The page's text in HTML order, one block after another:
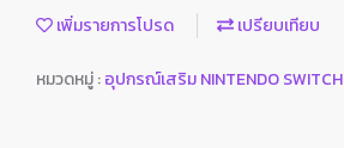
เพิ่มรายการโปรด เปรียบเทียบ
หมวดหมู่ :อุปกรณ์เสริม NINTENDO SWITCH